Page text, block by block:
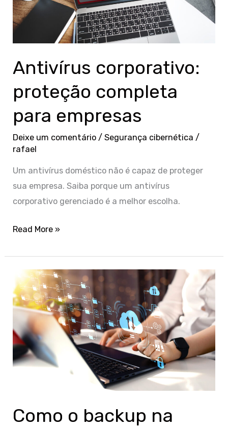
Antivírus corporativo:
proteção completa
para empresas
Deixe um comentário /Segurança cibernética /
rafael
Um antivírus doméstico não é capaz de proteger
sua empresa. Saiba porque um antivírus
corporativo gerenciado é a melhor escolha.
para
empresas
Read More »
Como o backup na
Como
o
backup
na
nuvem
reforça
a
dados?